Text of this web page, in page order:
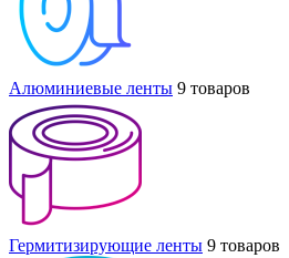
Алюминиевые ленты 9 товаров
Гермитизирующие ленты 9 товаров